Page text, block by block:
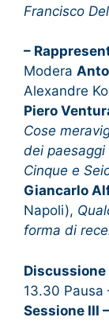
Francisco
–
Modera
Alexandre
Piero
Cose
dei
Cinque e
Giancarlo
Napoli),
forma di
Discussione
13.30 Pausa
Sessione III